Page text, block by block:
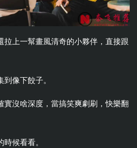
拉上一幫畫風清奇的小夥伴，直接跟
像下餃子。
實沒啥深度，當搞笑爽劇刷，快樂翻
候看看。